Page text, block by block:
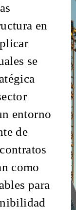
en
se
entorno
de
como
para